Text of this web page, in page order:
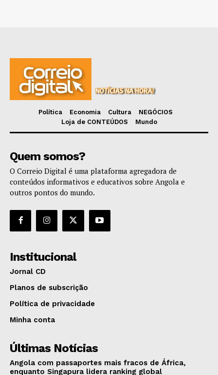
Política Economia Cultura
NEGÓCIOS
Loja de CONTEÚDOS
Mundo
Quem somos?
O Correio Digital é uma plataforma agregadora de
conteúdos informativos e educativos sobre Angola e
outros pontos do mundo.
Institucional
Jornal CD
Planos de subscrição
Política de privacidade
Minha conta
Últimas Notícias
Angola com passaportes mais fracos de África,
enquanto Singapura lidera ranking global